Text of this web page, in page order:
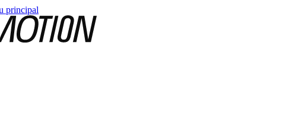
principal